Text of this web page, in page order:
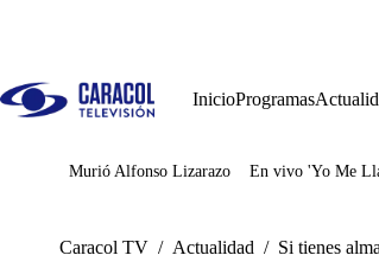
InicioProgramas
Juegos
Murió Alfonso Lizarazo En vivo 'Yo Me
Caracol TV / Actualidad / Si tienes